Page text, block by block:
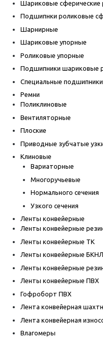
Шариковые сферические
Подшипнки роликовые
Шарнирные
Шариковые упорные
Роликовые упорные
Подшипники шариковые
Специальные подшипники
Ремни
Поликлиновые
Вентиляторные
Плоские
Приводные зубчатые
Клиновые
Вариаторные
Многоручьевые
Нормального сечения
Узкого сечения
Ленты конвейерные
Ленты конвейерные
Ленты конвейерные ТК
Ленты конвейерные БКНЛ
Ленты конвейерные
Ленты конвейерные ПВХ
Гофроборт ПВХ
Лента конвейерная
Лента конвейерная
Влагомеры